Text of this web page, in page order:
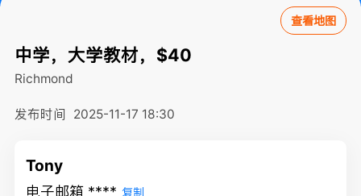
查看地图
中学，大学教材，$40
Richmond
发布时间 2025-11-17 18:30
Tony
电子邮箱 **** 复制